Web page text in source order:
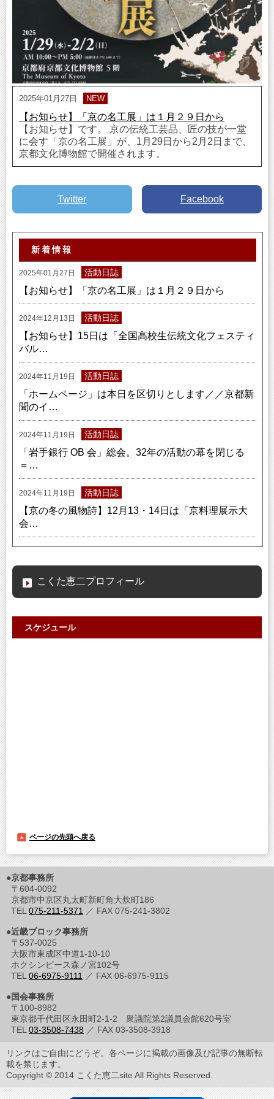
2025年01月27日 NEW
【お知らせ】「京の名工展」は１月２９日から
【お知らせ】です。 京の伝統工芸品、匠の技が一堂
に会す「京の名工展」が、1月29日から2月2日まで、
京都文化博物館で開催されます。
Twitter Facebook
新着情報
2025年01月27日 活動日誌
【お知らせ】「京の名工展」は１月２９日から
2024年12月13日 活動日誌
【お知らせ】15日は「全国高校生伝統文化フェスティ
バル…
2024年11月19日 活動日誌
「ホームページ」は本日を区切りとします／／京都新
聞のイ…
2024年11月19日 活動日誌
「岩手銀行 OB 会」総会。32年の活動の幕を閉じる
＝…
2024年11月19日 活動日誌
【京の冬の風物詩】12月13・14日は「京料理展示大
会…
こくた恵二プロフィール
スケジュール
ページの先頭へ戻る
●京都事務所
〒604-0092
京都市中京区丸太町新町角大炊町186
TEL 075-211-5371 ／ FAX 075-241-3802
●近畿ブロック事務所
〒537-0025
大阪市東成区中道1-10-10
ホクシンピース森ノ宮102号
TEL 06-6975-9111 ／ FAX 06-6975-9115
●国会事務所
〒100-8982
東京都千代田区永田町2-1-2 衆議院第2議員会館620号室
TEL 03-3508-7438 ／ FAX 03-3508-3918
リンクはご自由にどうぞ。各ページに掲載の画像及び記事の無断転
載を禁じます。
Copyright © 2014 こくた恵二site All Rights Reserved.